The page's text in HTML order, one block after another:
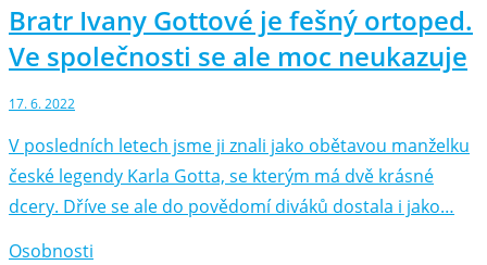
Bratr Ivany Gottové je fešný ortoped.
Ve společnosti se ale moc neukazuje
17. 6. 2022
V posledních letech jsme ji znali jako obětavou manželku
české legendy Karla Gotta, se kterým má dvě krásné
dcery. Dříve se ale do povědomí diváků dostala i jako…
Osobnosti